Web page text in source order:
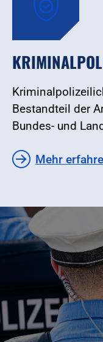
Bestandteil der
Bundes- und
Mehr